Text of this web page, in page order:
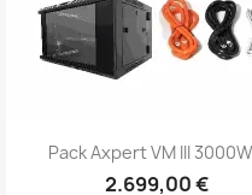
Pack Axpert VM III
2.699,00 €